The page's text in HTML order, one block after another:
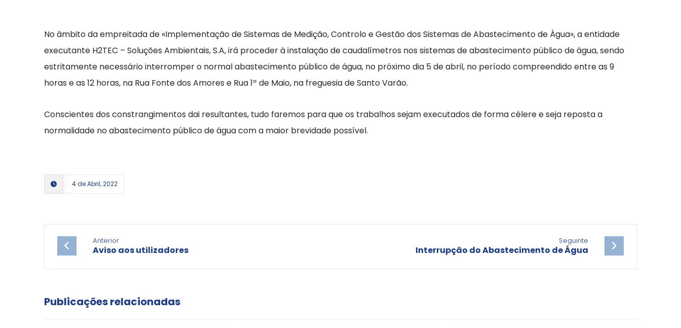
No âmbito da empreitada de «Implementação de Sistemas de Medição, Controlo e Gestão dos Sistemas de Abastecimento de Água», a entidade
executante H2TEC – Soluções Ambientais, S.A, irá proceder à instalação de caudalímetros nos sistemas de abastecimento público de água, sendo
estritamente necessário interromper o normal abastecimento público de água, no próximo dia 5 de abril, no período compreendido entre as 9
horas e as 12 horas, na Rua Fonte dos Amores e Rua 1º de Maio, na freguesia de Santo Varão.
Conscientes dos constrangimentos dai resultantes, tudo faremos para que os trabalhos sejam executados de forma célere e seja reposta a
normalidade no abastecimento público de água com a maior brevidade possível.
4 de Abril, 2022
Anterior
Aviso aos utilizadores
Seguinte
Interrupção do Abastecimento de Água
Publicações relacionadas